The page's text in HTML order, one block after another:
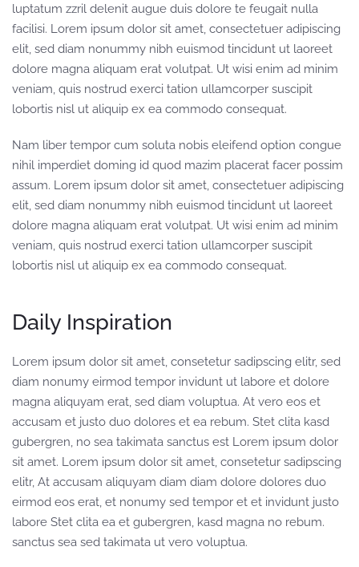
luptatum zzril delenit augue duis dolore te feugait nulla
facilisi. Lorem ipsum dolor sit amet, consectetuer adipiscing
elit, sed diam nonummy nibh euismod tincidunt ut laoreet
dolore magna aliquam erat volutpat. Ut wisi enim ad minim
veniam, quis nostrud exerci tation ullamcorper suscipit
lobortis nisl ut aliquip ex ea commodo consequat.
Nam liber tempor cum soluta nobis eleifend option congue
nihil imperdiet doming id quod mazim placerat facer possim
assum. Lorem ipsum dolor sit amet, consectetuer adipiscing
elit, sed diam nonummy nibh euismod tincidunt ut laoreet
dolore magna aliquam erat volutpat. Ut wisi enim ad minim
veniam, quis nostrud exerci tation ullamcorper suscipit
lobortis nisl ut aliquip ex ea commodo consequat.
Daily Inspiration
Lorem ipsum dolor sit amet, consetetur sadipscing elitr, sed
diam nonumy eirmod tempor invidunt ut labore et dolore
magna aliquyam erat, sed diam voluptua. At vero eos et
accusam et justo duo dolores et ea rebum. Stet clita kasd
gubergren, no sea takimata sanctus est Lorem ipsum dolor
sit amet. Lorem ipsum dolor sit amet, consetetur sadipscing
elitr, At accusam aliquyam diam diam dolore dolores duo
eirmod eos erat, et nonumy sed tempor et et invidunt justo
labore Stet clita ea et gubergren, kasd magna no rebum.
sanctus sea sed takimata ut vero voluptua.